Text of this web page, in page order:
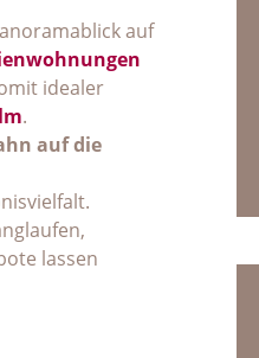
auf
idealer
.
auf die
lassen